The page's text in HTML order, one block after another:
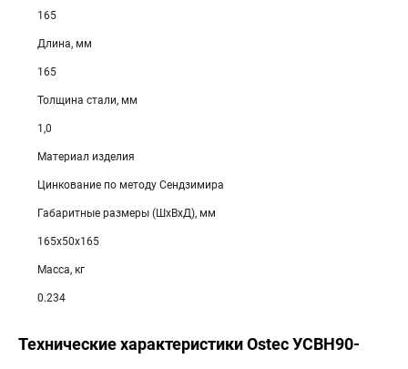
165
Длина, мм
165
Толщина стали, мм
1,0
Материал изделия
Цинкование по методу Сендзимира
Габаритные размеры (ШхВхД), мм
165х50х165
Масса, кг
0.234
Технические характеристики Ostec УСВН90-